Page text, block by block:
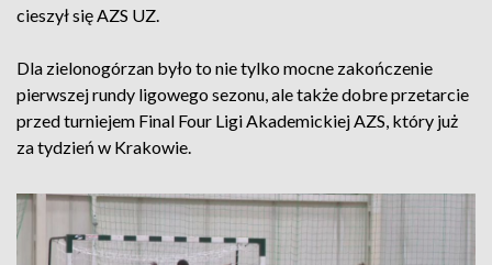
cieszył się AZS UZ.
Dla zielonogórzan było to nie tylko mocne zakończenie
pierwszej rundy ligowego sezonu, ale także dobre przetarcie
przed turniejem Final Four Ligi Akademickiej AZS, który już
za tydzień w Krakowie.